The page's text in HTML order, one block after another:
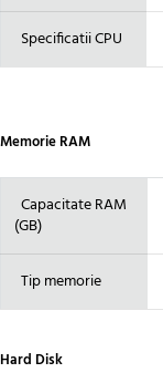
Specificatii CPU
Memorie RAM
Capacitate RAM
(GB)
Tip memorie
Hard Disk